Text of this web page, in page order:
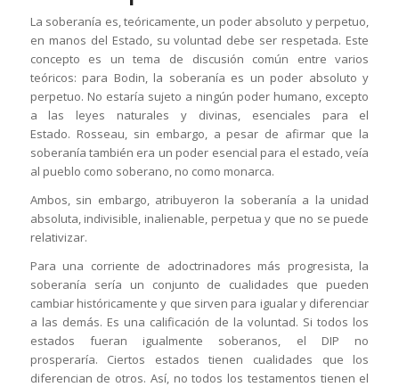
La soberanía es, teóricamente, un poder absoluto y perpetuo,
en manos del Estado, su voluntad debe ser respetada. Este
concepto es un tema de discusión común entre varios
teóricos: para Bodin, la soberanía es un poder absoluto y
perpetuo. No estaría sujeto a ningún poder humano, excepto
a las leyes naturales y divinas, esenciales para el
Estado. Rosseau, sin embargo, a pesar de afirmar que la
soberanía también era un poder esencial para el estado, veía
al pueblo como soberano, no como monarca.
Ambos, sin embargo, atribuyeron la soberanía a la unidad
absoluta, indivisible, inalienable, perpetua y que no se puede
relativizar.
Para una corriente de adoctrinadores más progresista, la
soberanía sería un conjunto de cualidades que pueden
cambiar históricamente y que sirven para igualar y diferenciar
a las demás. Es una calificación de la voluntad. Si todos los
estados fueran igualmente soberanos, el DIP no
prosperaría. Ciertos estados tienen cualidades que los
diferencian de otros. Así, no todos los testamentos tienen el